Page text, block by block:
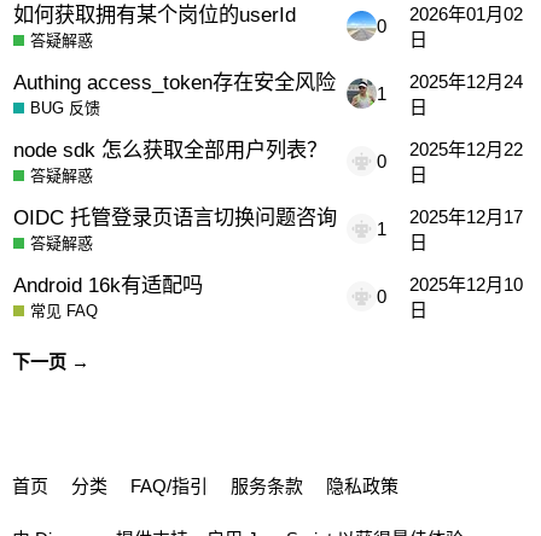
如何获取拥有某个岗位的userId
答疑解惑
0
2026年01月02
日
Authing access_token存在安全风险
BUG 反馈
1
2025年12月24
日
node sdk 怎么获取全部用户列表？
答疑解惑
0
2025年12月22
日
OIDC 托管登录页语言切换问题咨询
答疑解惑
1
2025年12月17
日
Android 16k有适配吗
常见 FAQ
0
2025年12月10
日
下一页 →
首页 分类 FAQ/指引 服务条款 隐私政策